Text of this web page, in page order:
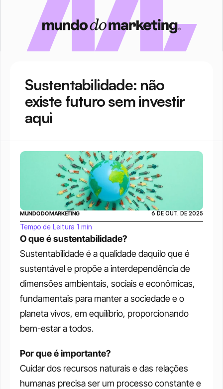
Sustentabilidade: não
existe futuro sem investir
aqui
O que é sustentabilidade?
Sustentabilidade é a qualidade daquilo que é
sustentável e propõe a interdependência de
dimensões ambientais, sociais e econômicas,
fundamentais para manter a sociedade e o
planeta vivos, em equilíbrio, proporcionando
bem-estar a todos.
Por que é importante?
Cuidar dos recursos naturais e das relações
humanas precisa ser um processo constante e
MUNDO DO MARKETING 6 DE OUT. DE 2025
Tempo de Leitura 1 min